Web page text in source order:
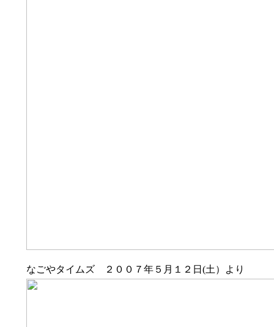
なごやタイムズ ２００７年５月１２日(土）より